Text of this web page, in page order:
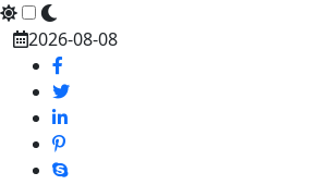
Skip
content
2026-08-08